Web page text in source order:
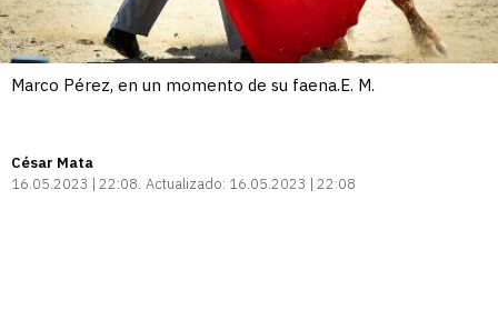
Marco Pérez, en un momento de su faena.E. M.
César Mata
16.05.2023 | 22:08 Actualizado: 16.05.2023 | 22:08